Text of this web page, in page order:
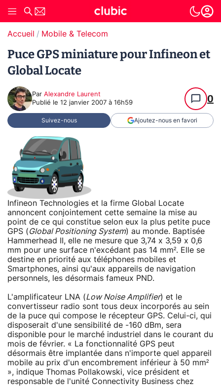
Accueil Mobile & Telecom
Puce GPS miniature pour Infineon et
Global Locate
Par Alexandre Laurent
Publié le 12 janvier 2007 à 16h59 0
Suivez-nous Ajoutez-nous en favori
Infineon Technologies et la firme Global Locate
annoncent conjointement cette semaine la mise au
point de ce qui constitue selon eux la plus petite puce
GPS (Global Positioning System) au monde. Baptisée
Hammerhead II, elle ne mesure que 3,74 x 3,59 x 0,6
mm pour une surface n'excédant pas 14 mm². Elle se
destine en priorité aux téléphones mobiles et
Smartphones, ainsi qu'aux appareils de navigation
personnels, les désormais fameux PND.
L'amplificateur LNA (Low Noise Amplifier) et le
convertisseur radio sont tous deux incorporés au sein
de la puce qui compose le récepteur GPS. Celui-ci, qui
disposerait d'une sensibilité de -160 dBm, sera
disponible pour le marché industriel dans le courant du
mois de février. « La fonctionnalité GPS peut
désormais être implantée dans n'importe quel appareil
mobile au prix d'un encombrement inférieur à 50 mm²
», indique Thomas Pollakowski, vice président et
responsable de l'unité Connectivity Business chez